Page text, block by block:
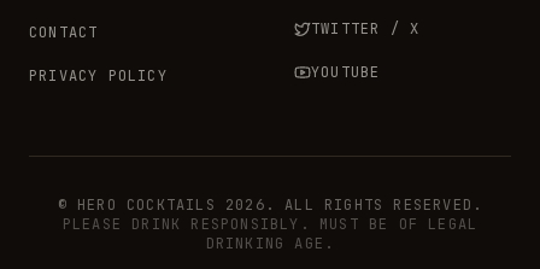
CONTACT
PRIVACY POLICY
TWITTER / X
YOUTUBE
© HERO COCKTAILS 2026. ALL RIGHTS RESERVED.
PLEASE DRINK RESPONSIBLY. MUST BE OF LEGAL
DRINKING AGE.